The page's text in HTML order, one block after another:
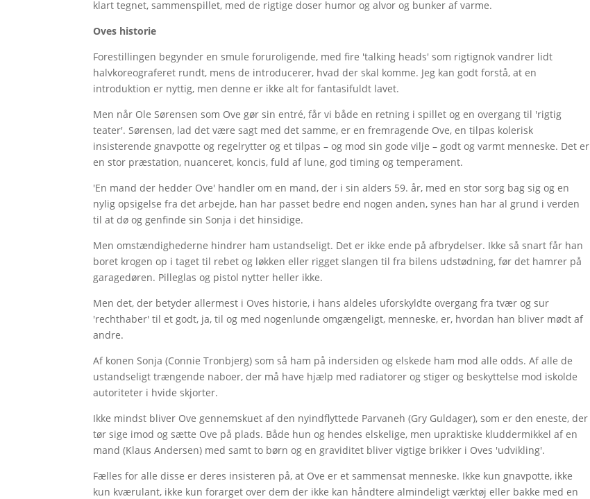
klart tegnet, sammenspillet, med de rigtige doser humor og alvor og bunker af varme.
Oves historie
Forestillingen begynder en smule foruroligende, med fire 'talking heads' som rigtignok vandrer lidt
halvkoreograferet rundt, mens de introducerer, hvad der skal komme. Jeg kan godt forstå, at en
introduktion er nyttig, men denne er ikke alt for fantasifuldt lavet.
Men når Ole Sørensen som Ove gør sin entré, får vi både en retning i spillet og en overgang til 'rigtig
teater'. Sørensen, lad det være sagt med det samme, er en fremragende Ove, en tilpas kolerisk
insisterende gnavpotte og regelrytter og et tilpas – og mod sin gode vilje – godt og varmt menneske. Det er
en stor præstation, nuanceret, koncis, fuld af lune, god timing og temperament.
'En mand der hedder Ove' handler om en mand, der i sin alders 59. år, med en stor sorg bag sig og en
nylig opsigelse fra det arbejde, han har passet bedre end nogen anden, synes han har al grund i verden
til at dø og genfinde sin Sonja i det hinsidige.
Men omstændighederne hindrer ham ustandseligt. Det er ikke ende på afbrydelser. Ikke så snart får han
boret krogen op i taget til rebet og løkken eller rigget slangen til fra bilens udstødning, før det hamrer på
garagedøren. Pilleglas og pistol nytter heller ikke.
Men det, der betyder allermest i Oves historie, i hans aldeles uforskyldte overgang fra tvær og sur
'rechthaber' til et godt, ja, til og med nogenlunde omgængeligt, menneske, er, hvordan han bliver mødt af
andre.
Af konen Sonja (Connie Tronbjerg) som så ham på indersiden og elskede ham mod alle odds. Af alle de
ustandseligt trængende naboer, der må have hjælp med radiatorer og stiger og beskyttelse mod iskolde
autoriteter i hvide skjorter.
Ikke mindst bliver Ove gennemskuet af den nyindflyttede Parvaneh (Gry Guldager), som er den eneste, der
tør sige imod og sætte Ove på plads. Både hun og hendes elskelige, men upraktiske kluddermikkel af en
mand (Klaus Andersen) med samt to børn og en graviditet bliver vigtige brikker i Oves 'udvikling'.
Fælles for alle disse er deres insisteren på, at Ove er et sammensat menneske. Ikke kun gnavpotte, ikke
kun kværulant, ikke kun forarget over dem der ikke kan håndtere almindeligt værktøj eller bakke med en